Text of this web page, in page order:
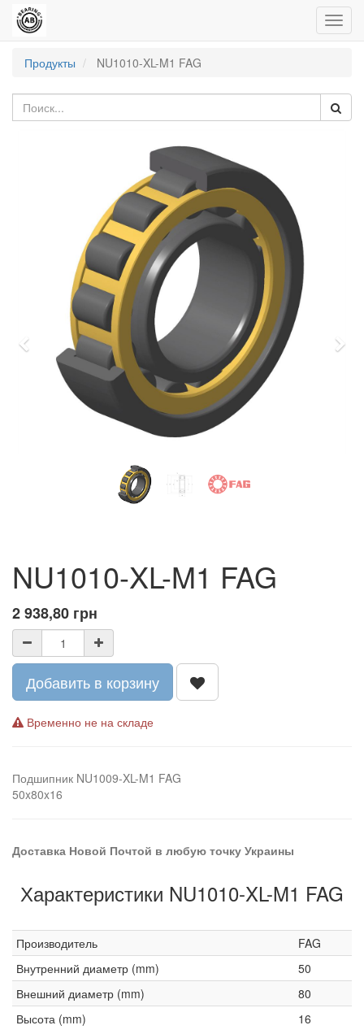
Продукты
NU1010-XL-M1 FAG
Previous
NU1010-XL-M1 FAG
2 938,80 грн
Добавить в корзину
Временно не на складе
Подшипник NU1009-XL-M1 FAG
50x80x16
Доставка Новой Почтой в любую точку Украины
Характеристики NU1010-XL-M1 FAG
Производитель
FAG
Внутренний диаметр (mm)
50
Внешний диаметр (mm)
80
Высота (mm)
16